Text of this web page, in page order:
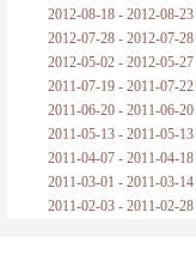
2012-08-18 - 2012-08-23
2012-07-28 - 2012-07-28
2012-05-02 - 2012-05-27
2011-07-19 - 2011-07-22
2011-06-20 - 2011-06-20
2011-05-13 - 2011-05-13
2011-04-07 - 2011-04-18
2011-03-01 - 2011-03-14
2011-02-03 - 2011-02-28